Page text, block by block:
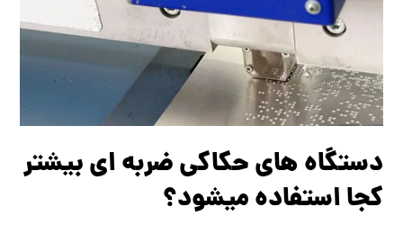
دستگاه های حکاکی ضربه ‌ای بیشتر
کجا استفاده میشود؟